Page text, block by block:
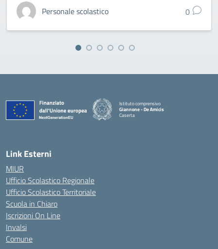
Personale scolastico 0
Istituto comprensivo
Giannone - De Amicis
Caserta
Link Esterni
MIUR
Ufficio Scolastico Regionale
Ufficio Scolastico Territoriale
Scuola in Chiaro
Iscrizioni On Line
Invalsi
Comune